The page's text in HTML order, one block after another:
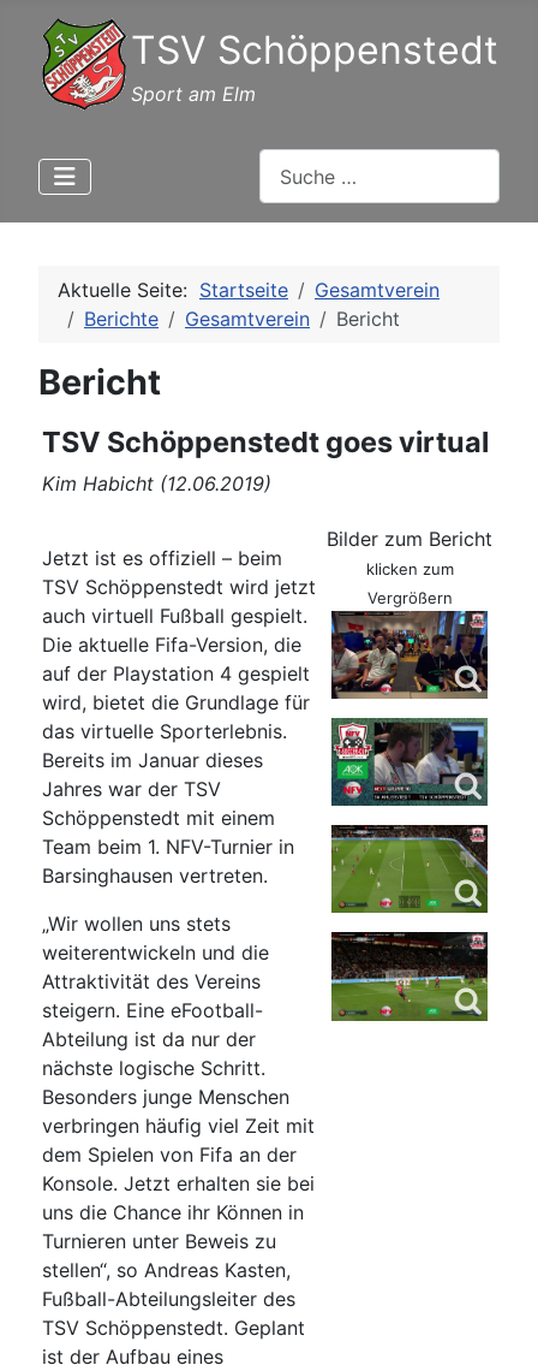
TSV Schöppenstedt
Sport am Elm
Aktuelle Seite: Startseite
Gesamtverein
Berichte
Gesamtverein Bericht
Bericht
TSV Schöppenstedt goes virtual
Kim Habicht (12.06.2019)
Jetzt ist es offiziell – beim
TSV Schöppenstedt wird jetzt
auch virtuell Fußball gespielt.
Die aktuelle Fifa-Version, die
auf der Playstation 4 gespielt
wird, bietet die Grundlage für
das virtuelle Sporterlebnis.
Bereits im Januar dieses
Jahres war der TSV
Schöppenstedt mit einem
Team beim 1. NFV-Turnier in
Barsinghausen vertreten.
„Wir wollen uns stets
weiterentwickeln und die
Attraktivität des Vereins
steigern. Eine eFootball-
Abteilung ist da nur der
nächste logische Schritt.
Besonders junge Menschen
verbringen häufig viel Zeit mit
dem Spielen von Fifa an der
Konsole. Jetzt erhalten sie bei
uns die Chance ihr Können in
Turnieren unter Beweis zu
stellen“, so Andreas Kasten,
Fußball-Abteilungsleiter des
TSV Schöppenstedt. Geplant
ist der Aufbau eines
Bilder zum Bericht
klicken zum
Vergrößern